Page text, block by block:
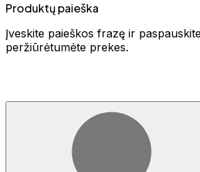
Produktų paieška
Įveskite paieškos frazę ir
peržiūrėtumėte prekes.